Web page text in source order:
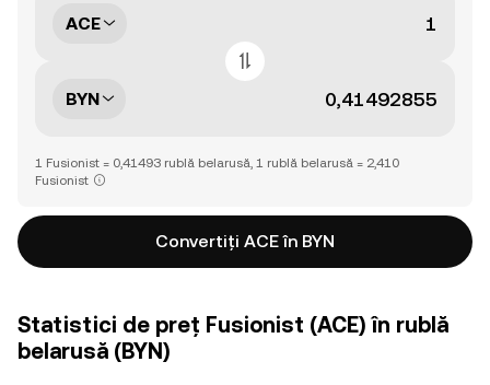
ACE
BYN
1 Fusionist = 0,41493 rublă belarusă, 1 rublă belarusă = 2,410
Fusionist
Convertiți ACE în BYN
Statistici de preț Fusionist (ACE) în rublă
belarusă (BYN)